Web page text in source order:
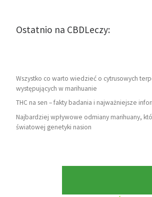
Ostatnio na CBDLeczy:
Wszystko co warto wiedzieć o cytrusowych
występujących w marihuanie
THC na sen – fakty badania i najważniejsze
Najbardziej wpływowe odmiany marihuany,
światowej genetyki nasion